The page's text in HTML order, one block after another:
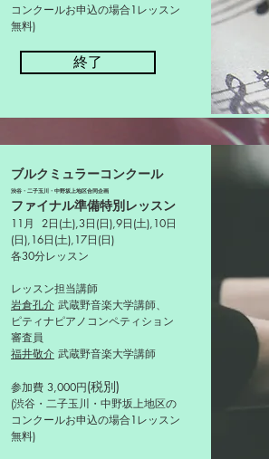
コンクールお申込の場合1レッスン
無料)
終了
ブルクミュラーコンクール
渋谷・二子玉川・中野坂上地区合同企画
ファイナル準備特別レッスン
11月 2日(土),3日(日),9日(土),10日
(日),16日(土),17日(日)
​各30分レッスン
レッスン担当講師
岩倉孔介 武蔵野音楽大学講師、
ピティナピアノコンペティション
審査員
福井敬介 武蔵野音楽大学講師
参加費 3,000円(税別)
(渋谷・二子玉川・中野坂上地区の
コンクールお申込の場合1レッスン
無料)